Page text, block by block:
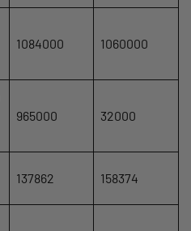
1084000 1060000
965000 32000
137862 158374